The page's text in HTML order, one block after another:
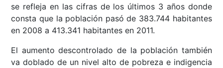
se refleja en las cifras de los últimos 3 años donde
consta que la población pasó de 383.744 habitantes
en 2008 a 413.341 habitantes en 2011.
El aumento descontrolado de la población también
va doblado de un nivel alto de pobreza e indigencia